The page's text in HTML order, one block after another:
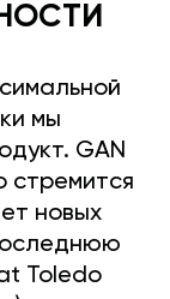
мы
GAN
стремится
новых
Toledo